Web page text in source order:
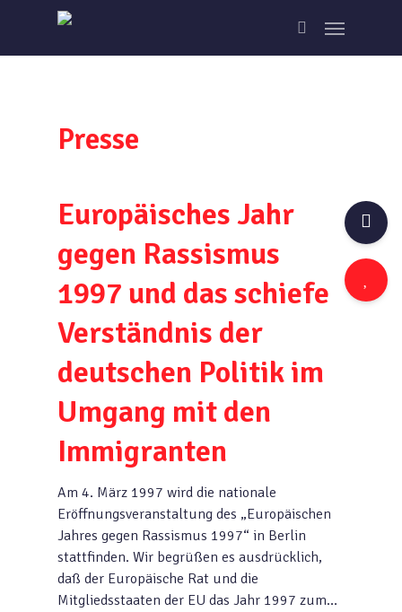
main
search
Menu
Presse
Europäisches Jahr
gegen Rassismus
1997 und das schiefe
Verständnis der
deutschen Politik im
Umgang mit den
Immigranten
Am 4. März 1997 wird die nationale
Eröffnungsveranstaltung des „Europäischen
Jahres gegen Rassismus 1997“ in Berlin
stattfinden. Wir begrüßen es ausdrücklich,
daß der Europäische Rat und die
Mitgliedsstaaten der EU das Jahr 1997 zum…